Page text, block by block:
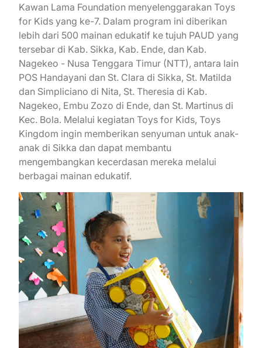
Kawan Lama Foundation menyelenggarakan Toys
for Kids yang ke-7. Dalam program ini diberikan
lebih dari 500 mainan edukatif ke tujuh PAUD yang
tersebar di Kab. Sikka, Kab. Ende, dan Kab.
Nagekeo - Nusa Tenggara Timur (NTT), antara lain
POS Handayani dan St. Clara di Sikka, St. Matilda
dan Simpliciano di Nita, St. Theresia di Kab.
Nagekeo, Embu Zozo di Ende, dan St. Martinus di
Kec. Bola. Melalui kegiatan Toys for Kids, Toys
Kingdom ingin memberikan senyuman untuk anak-
anak di Sikka dan dapat membantu
mengembangkan kecerdasan mereka melalui
berbagai mainan edukatif.